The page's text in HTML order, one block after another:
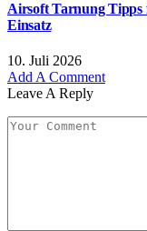
Airsoft Tarnung Tipps
Einsatz
10. Juli 2026
Add A Comment
Leave A Reply